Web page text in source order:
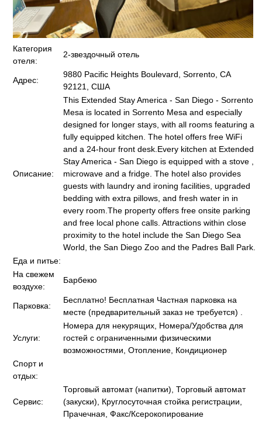
Категория
отеля:
2-звездочный отель
Адрес:
9880 Pacific Heights Boulevard, Sorrento, CA
92121, США
Описание:
This Extended Stay America - San Diego - Sorrento
Mesa is located in Sorrento Mesa and especially
designed for longer stays, with all rooms featuring a
fully equipped kitchen. The hotel offers free WiFi
and a 24-hour front desk.Every kitchen at Extended
Stay America - San Diego is equipped with a stove ,
microwave and a fridge. The hotel also provides
guests with laundry and ironing facilities, upgraded
bedding with extra pillows, and fresh water in in
every room.The property offers free onsite parking
and free local phone calls. Attractions within close
proximity to the hotel include the San Diego Sea
World, the San Diego Zoo and the Padres Ball Park.
Еда и питье:
На свежем
воздухе:
Барбекю
Парковка:
Бесплатно! Бесплатная Частная парковка на
месте (предварительный заказ не требуется) .
Услуги:
Номера для некурящих, Номера/Удобства для
гостей с ограниченными физическими
возможностями, Отопление, Кондиционер
Спорт и
отдых:
Сервис:
Торговый автомат (напитки), Торговый автомат
(закуски), Круглосуточная стойка регистрации,
Прачечная, Факс/Ксерокопирование